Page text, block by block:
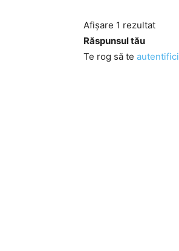
Afișare 1 rezultat
Răspunsul tău
Te rog să te autentifici